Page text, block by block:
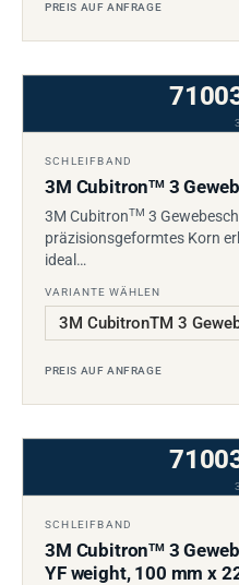
PREIS AUF ANFRAGE
SCHLEIFBAND
3M CubitronTM3
3M CubitronTM 3
präzisionsgeformtes Korn
ideal…
VARIANTE WÄHLEN
PREIS AUF ANFRAGE
SCHLEIFBAND
3M CubitronTM3
YF weight, 100 mm x